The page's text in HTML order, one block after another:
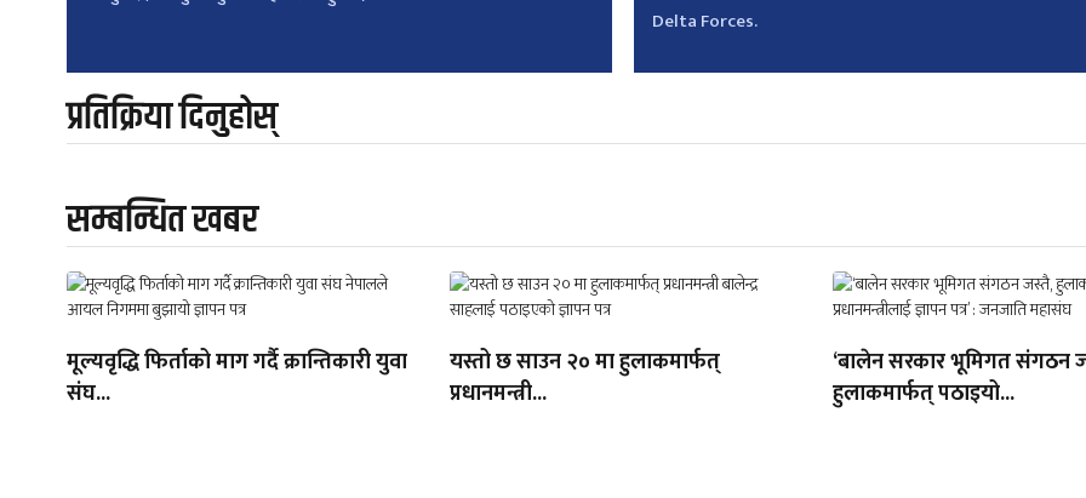
Delta Forces.
प्रतिक्रिया दिनुहोस्
सम्बन्धित खबर
मूल्यवृद्धि फिर्ताको माग गर्दै क्रान्तिकारी युवा
संघ...
यस्तो छ साउन २० मा हुलाकमार्फत्
प्रधानमन्त्री...
‘बालेन सरकार भूमिगत संगठन
हुलाकमार्फत् पठाइयो...